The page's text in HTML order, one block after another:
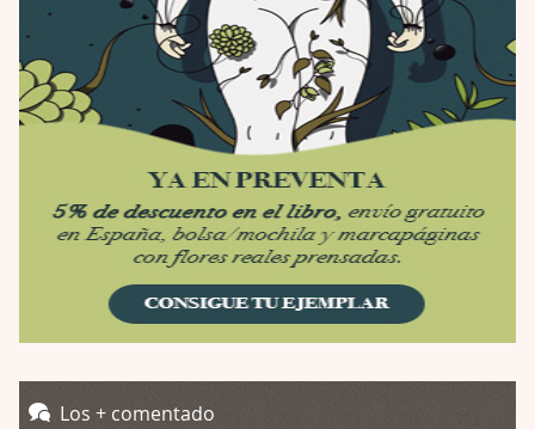
Se llama la posesión en castellano, está …
Obsession
Por: Mariano
Una película normalita, nada del otro mun …
Por: Chica Stark
Al principio por el hype que la dieron iba …
Possession
Posesión Infernal: En Llamas
Los + comentado